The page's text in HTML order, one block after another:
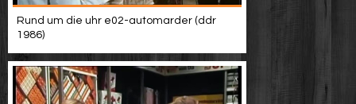
Rund um die uhr e02-automarder (ddr
1986)